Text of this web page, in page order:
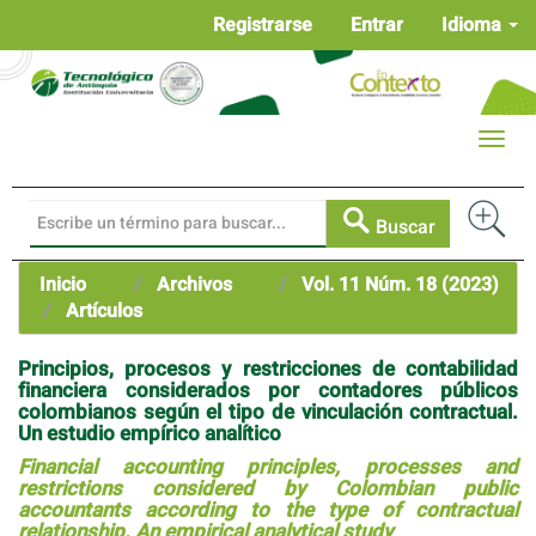
Contenido
principal
Idioma
Registrarse Entrar
Buscar
Toggle
Inicio Archivos
Vol. 11 Núm. 18 (2023)
Artículos
Principios, procesos y restricciones de contabilidad
financiera considerados por contadores públicos
colombianos según el tipo de vinculación contractual.
Un estudio empírico analítico
Financial accounting principles, processes and
restrictions considered by Colombian public
accountants according to the type of contractual